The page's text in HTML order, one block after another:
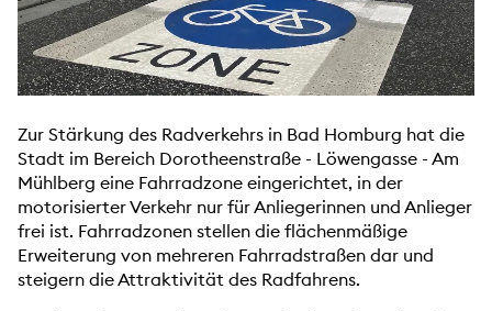
Zur Stärkung des Radverkehrs in Bad Homburg hat die
Stadt im Bereich Dorotheenstraße - Löwengasse - Am
Mühlberg eine Fahrradzone eingerichtet, in der
motorisierter Verkehr nur für Anliegerinnen und Anlieger
frei ist. Fahrradzonen stellen die flächenmäßige
Erweiterung von mehreren Fahrradstraßen dar und
steigern die Attraktivität des Radfahrens.